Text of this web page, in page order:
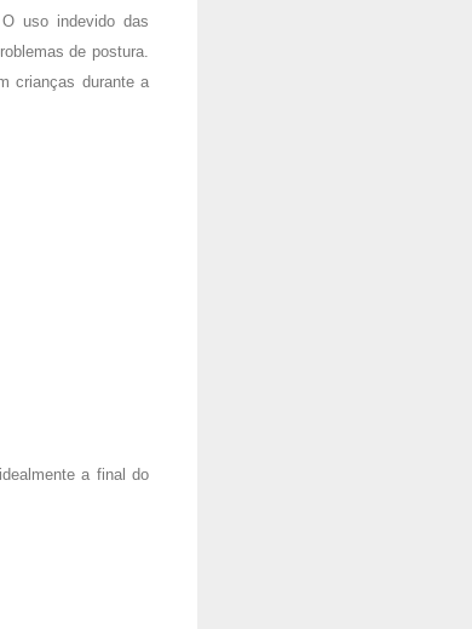
uso indevido das
de postura.
crianças durante a
a final do